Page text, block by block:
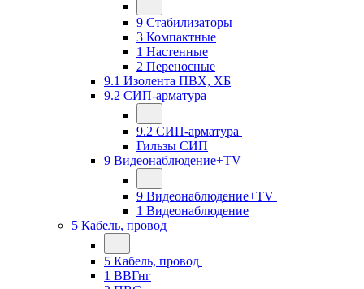
9 Стабилизаторы
3 Компактные
1 Настенные
2 Переносные
9.1 Изолента ПВХ, ХБ
9.2 СИП-арматура
9.2 СИП-арматура
Гильзы СИП
9 Видеонаблюдение+TV
9 Видеонаблюдение+TV
1 Видеонаблюдение
5 Кабель, провод
5 Кабель, провод
1 ВВГнг